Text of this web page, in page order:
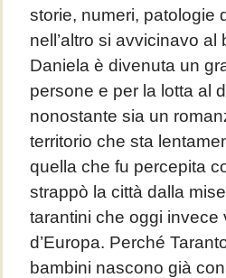
storie, numeri, patologie
nell’altro si avvicinavo
Daniela è divenuta un
persone e per la lotta al
nonostante sia un
territorio che sta
quella che fu percepita
strappò la città dalla
tarantini che oggi invece
d’Europa. Perché
bambini nascono già